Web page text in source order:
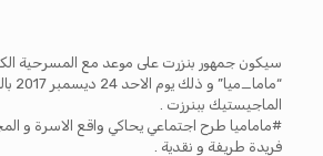
سيكون جمهور بنزرت على موعد مع المسرحية
الماجيستيك ببنرزت .
#ماماميا طرح اجتماعي يحاكي واقع الاسرة و
فريدة طريفة و نقدية .